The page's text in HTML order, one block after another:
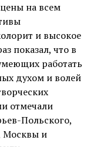
на всем
и высокое
показал, что в
работать
духом и волей
отмечали
Польского,
Москвы и